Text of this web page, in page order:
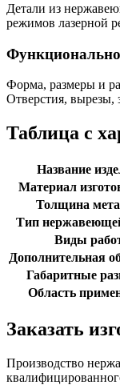
Детали из
режимов лазерной
Форма, размеры и
Отверстия,
Таблица с
Название
Материал
Толщина
Тип
Виды
Дополнительная
Габаритные
Область
Заказать
Производство